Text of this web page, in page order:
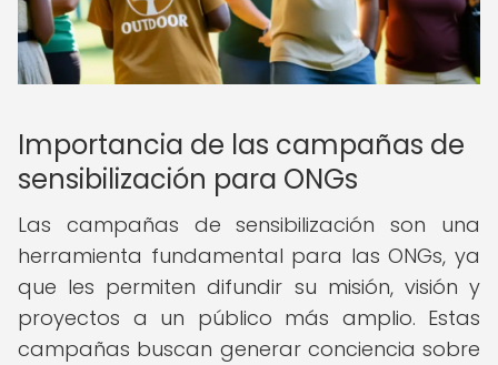
Importancia de las campañas de
sensibilización para ONGs
Las campañas de sensibilización son una
herramienta fundamental para las ONGs, ya
que les permiten difundir su misión, visión y
proyectos a un público más amplio. Estas
campañas buscan generar conciencia sobre